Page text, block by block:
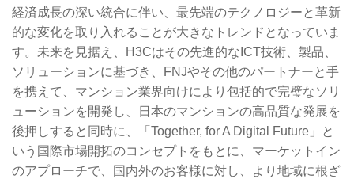
経済成長の深い統合に伴い、最先端のテクノロジーと革新
的な変化を取り入れることが大きなトレンドとなっていま
す。未来を見据え、H3Cはその先進的なICT技術、製品、
ソリューションに基づき、FNJやその他のパートナーと手
を携えて、マンション業界向けにより包括的で完璧なソリ
ューションを開発し、日本のマンションの高品質な発展を
後押しすると同時に、「Together, for A Digital Future」と
いう国際市場開拓のコンセプトをもとに、マーケットイン
のアプローチで、国内外のお客様に対し、より地域に根ざ